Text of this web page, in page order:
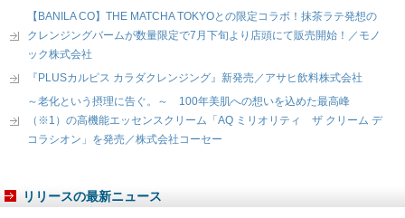
【BANILA CO】THE MATCHA TOKYOとの限定コラボ！抹茶ラテ発想の
クレンジングバームが数量限定で7月下旬より店頭にて販売開始！／モノ
ック株式会社
『PLUSカルピス カラダクレンジング』新発売／アサヒ飲料株式会社
～老化という摂理に告ぐ。～ 100年美肌への想いを込めた最高峰
（※1）の高機能エッセンスクリーム「AQ ミリオリティ ザ クリーム デ
コラシオン」を発売／株式会社コーセー
リリースの最新ニュース